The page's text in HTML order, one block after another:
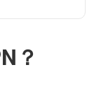
？